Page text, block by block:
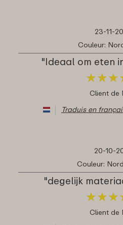
23-11-
Couleur:
"Ideaal om eten
★★★
★★★
Client de
Traduis en
20-10-
Couleur:
"degelijk
★★★
★★★
Client de